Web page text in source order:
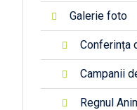
Galerie foto
Conferința
Campanii
Regnul